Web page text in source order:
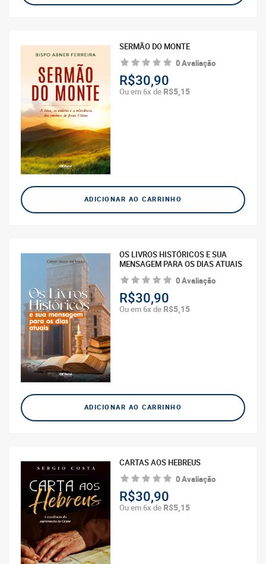
SERMÃO DO MONTE
0 Avaliação
R$30,90
Ou em 6x de R$5,15
ADICIONAR AO CARRINHO
OS LIVROS HISTÓRICOS E SUA
MENSAGEM PARA OS DIAS ATUAIS
0 Avaliação
R$30,90
Ou em 6x de R$5,15
ADICIONAR AO CARRINHO
CARTAS AOS HEBREUS
0 Avaliação
R$30,90
Ou em 6x de R$5,15